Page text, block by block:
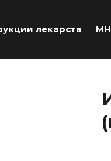
лекарств